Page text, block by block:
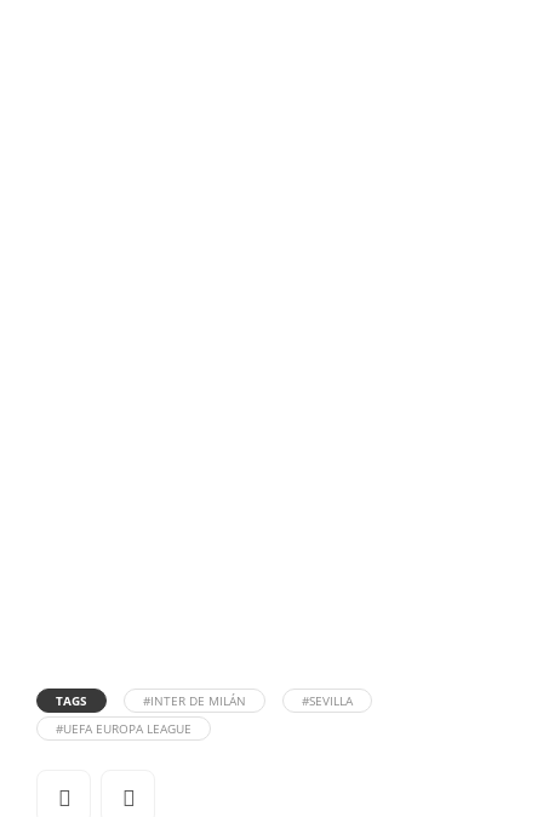
TAGS #INTER DE MILÁN
#SEVILLA
#UEFA EUROPA LEAGUE